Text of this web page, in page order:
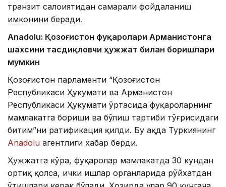
транзит салоҳиятидан самарали фойдаланиш
имконини беради.
Anadolu: Қозоғистон фуқаролари Арманистонга
шахсини тасдиқловчи ҳужжат билан боришлари
мумкин
Қозоғистон парламенти “Қозоғистон
Республикаси Ҳукумати ва Арманистон
Республикаси Ҳукумати ўртасида фуқароларнинг
мамлакатга бориши ва бўлиш тартиби тўғрисидаги
битим”ни ратификация қилди. Бу ҳақда Туркиянинг
Anadolu агентлиги хабар берди.
Ҳужжатга кўра, фуқаролар мамлакатда 30 кундан
ортиқ қолса, ички ишлар органларида рўйхатдан